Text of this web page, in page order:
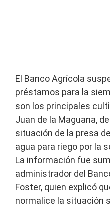
El Banco Agrícola
préstamos para la
son los principales
Juan de la Maguana,
situación de la presa
agua para riego por la
La información fue
administrador del
Foster, quien explicó
normalice la situación